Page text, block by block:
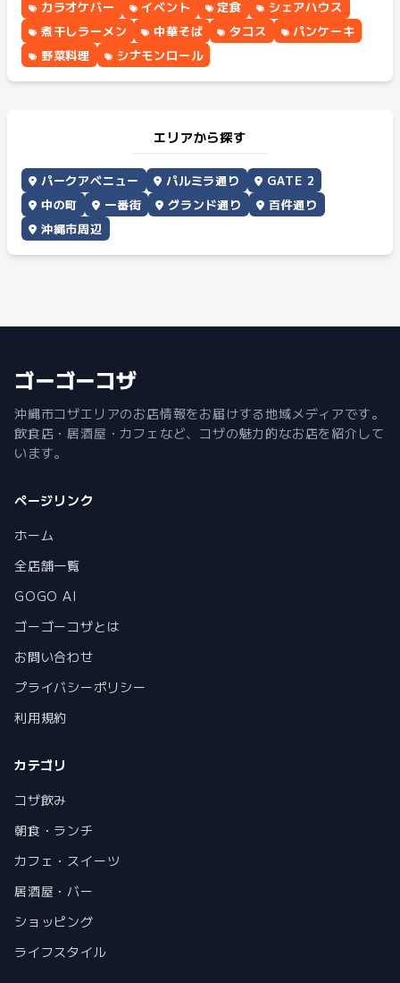
カラオケバー
イベント 定食
シェアハウス
煮干しラーメン
中華そば タコス
パンケーキ
野菜料理
シナモンロール
エリアから探す
パークアベニュー パルミラ通り
GATE 2
中の町
一番街 グランド通り
百件通り
沖縄市周辺
ゴーゴーコザ
沖縄市コザエリアのお店情報をお届けする地域メディアです。
飲食店・居酒屋・カフェなど、コザの魅力的なお店を紹介して
います。
ページリンク
ホーム
全店舗一覧
GOGO AI
ゴーゴーコザとは
お問い合わせ
プライバシーポリシー
利用規約
カテゴリ
コザ飲み
朝食・ランチ
カフェ・スイーツ
居酒屋・バー
ショッピング
ライフスタイル